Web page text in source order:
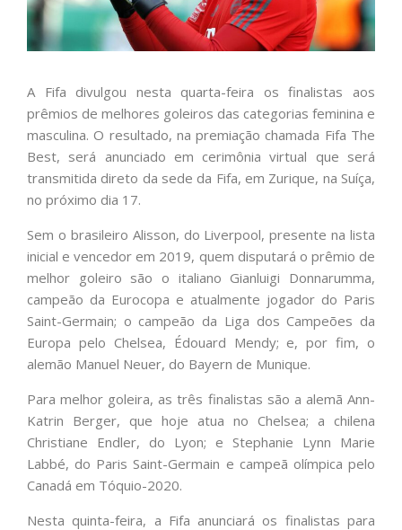
A Fifa divulgou nesta quarta-feira os finalistas aos
prêmios de melhores goleiros das categorias feminina e
masculina. O resultado, na premiação chamada Fifa The
Best, será anunciado em cerimônia virtual que será
transmitida direto da sede da Fifa, em Zurique, na Suíça,
no próximo dia 17.
Sem o brasileiro Alisson, do Liverpool, presente na lista
inicial e vencedor em 2019, quem disputará o prêmio de
melhor goleiro são o italiano Gianluigi Donnarumma,
campeão da Eurocopa e atualmente jogador do Paris
Saint-Germain; o campeão da Liga dos Campeões da
Europa pelo Chelsea, Édouard Mendy; e, por fim, o
alemão Manuel Neuer, do Bayern de Munique.
Para melhor goleira, as três finalistas são a alemã Ann-
Katrin Berger, que hoje atua no Chelsea; a chilena
Christiane Endler, do Lyon; e Stephanie Lynn Marie
Labbé, do Paris Saint-Germain e campeã olímpica pelo
Canadá em Tóquio-2020.
Nesta quinta-feira, a Fifa anunciará os finalistas para